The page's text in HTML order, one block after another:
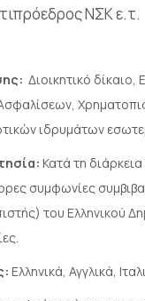
ΝΣΚ ε.τ.
Διοικητικό
ιδρυμάτων
Κατά τη
συμφωνίες
του Ελληνικού
Ελληνικά, Αγγλικά,